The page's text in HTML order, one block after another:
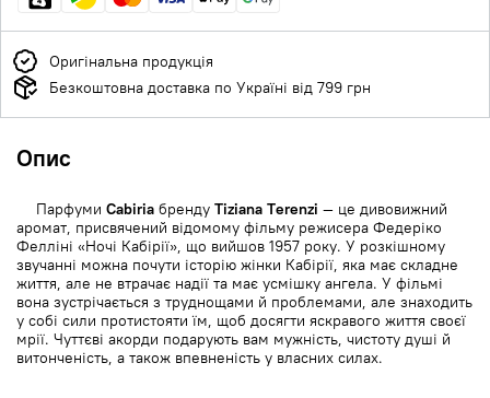
Оригінальна продукція
Безкоштовна доставка по Україні від 799 грн
Опис
Парфуми Cabiria бренду Tiziana Terenzi — це дивовижний
аромат, присвячений відомому фільму режисера Федеріко
Фелліні «Ночі Кабірії», що вийшов 1957 року. У розкішному
звучанні можна почути історію жінки Кабірії, яка має складне
життя, але не втрачає надії та має усмішку ангела. У фільмі
вона зустрічається з труднощами й проблемами, але знаходить
у собі сили протистояти їм, щоб досягти яскравого життя своєї
мрії. Чуттєві акорди подарують вам мужність, чистоту душі й
витонченість, а також впевненість у власних силах.